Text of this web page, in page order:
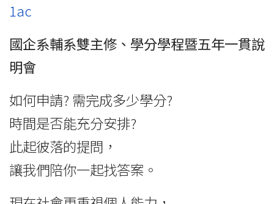
1ac
國企系輔系雙主修、學分學程暨五年一貫說
明會
如何申請? 需完成多少學分?
時間是否能充分安排?
此起彼落的提問，
讓我們陪你一起找答案。